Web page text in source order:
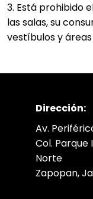
3. Está prohibido
las salas, su
vestíbulos y
Dirección:
Av.
Col. Parque
Norte
Zapopan,